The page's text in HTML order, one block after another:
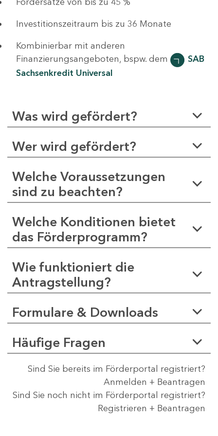
Fördersätze von bis zu 45 %
Investitionszeitraum bis zu 36 Monate
Kombinierbar mit anderen
Finanzierungsangeboten, bspw. dem
SAB
Sachsenkredit Universal
Was wird gefördert?
Wer wird gefördert?
Welche Voraussetzungen
sind zu beachten?
Welche Konditionen bietet
das Förderprogramm?
Wie funktioniert die
Antragstellung?
Formulare & Downloads
Häufige Fragen
Sind Sie bereits im Förderportal registriert?
Anmelden + Beantragen
Sind Sie noch nicht im Förderportal registriert?
Registrieren + Beantragen